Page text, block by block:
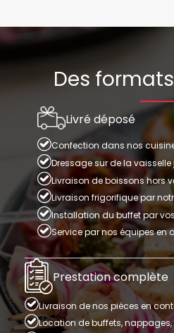
Des
Livré déposé
Confection dans nos
Dressage sur de la
Livraison de boissons hors
Livraison frigorifique par
Installation du buffet par
Service par nos équipes en
Prestation complète
Livraison de nos pièces en
Location de buffets,